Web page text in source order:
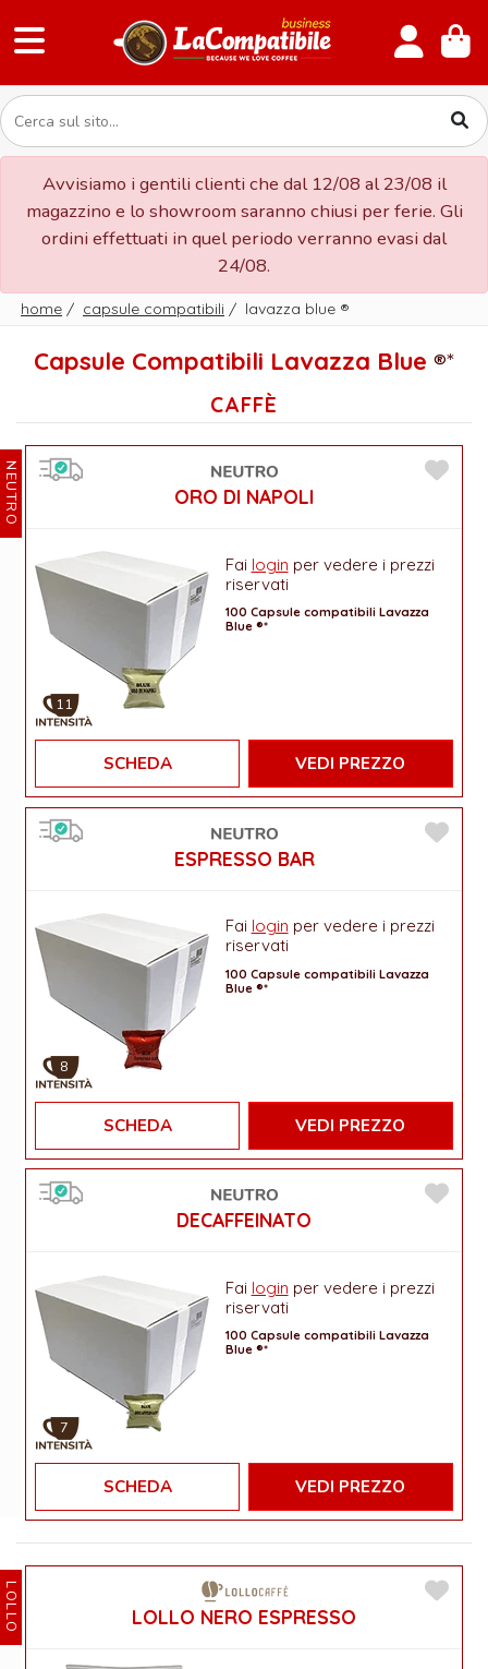
Avvisiamo i gentili clienti che dal 12/08 al 23/08 il
magazzino e lo showroom saranno chiusi per ferie. Gli
ordini effettuati in quel periodo verranno evasi dal
24/08.
home / capsule compatibili / lavazza blue ®
Capsule Compatibili Lavazza Blue ®*
CAFFÈ
NEUTRO ORO DI NAPOLI
11
Fai login per vedere i prezzi
riservati
100 Capsule compatibili Lavazza
Blue ®*
SCHEDA VEDI PREZZO
ESPRESSO BAR
8
Fai login per vedere i prezzi
riservati
100 Capsule compatibili Lavazza
Blue ®*
SCHEDA VEDI PREZZO
DECAFFEINATO
7
Fai login per vedere i prezzi
riservati
100 Capsule compatibili Lavazza
Blue ®*
SCHEDA VEDI PREZZO
LOLLO LOLLO NERO ESPRESSO